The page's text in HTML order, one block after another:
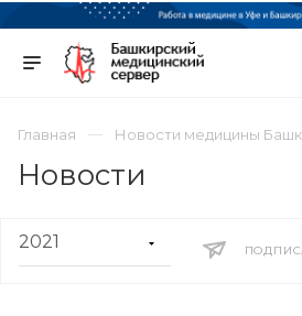
Главная Новости медицины
Новости